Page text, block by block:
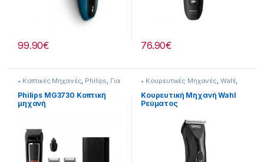
99.90€ 76.90€
• Κοπτικές Μηχανές Philips Για
τον Ανδρα Προσωπική
Φροντίδα
Philips MG3730 Κοπτική
μηχανή
• Κουρευτικές Μηχανές Wahl
Για τον Ανδρα
Κουρευτική Μηχανή Wahl
Ρεύματος